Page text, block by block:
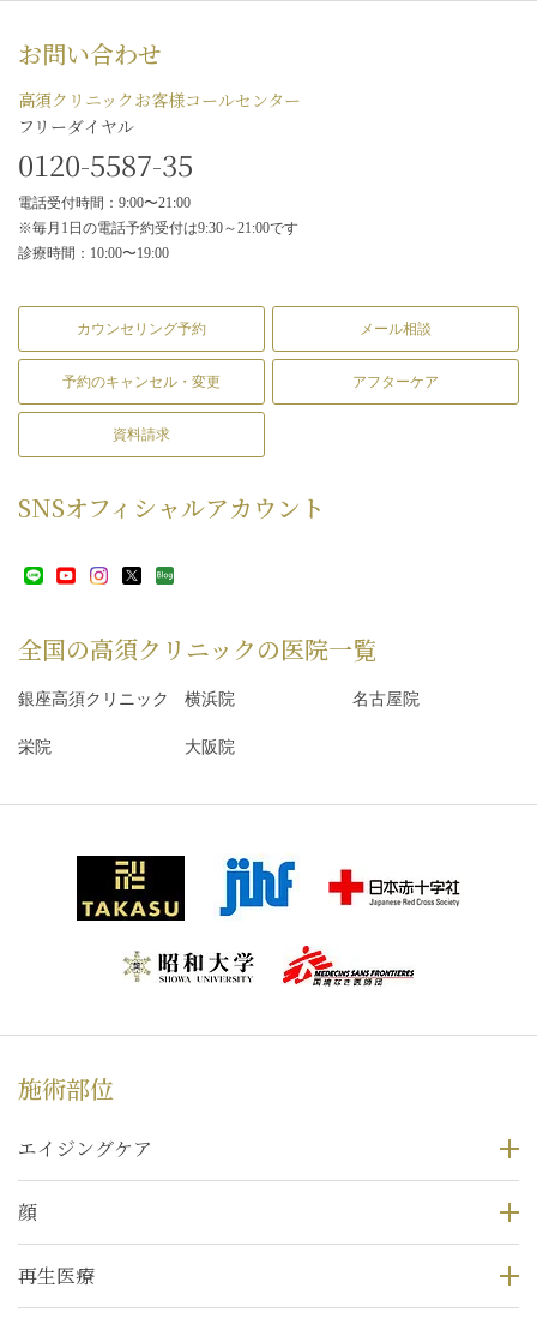
お問い合わせ
高須クリニックお客様コールセンター
フリーダイヤル
0120-5587-35
電話受付時間：9:00〜21:00
※毎月1日の電話予約受付は9:30～21:00です
診療時間：10:00〜19:00
カウンセリング予約 メール相談
予約のキャンセル・変更 アフターケア
資料請求
SNSオフィシャルアカウント
全国の高須クリニックの医院一覧
銀座高須クリニック 横浜院 名古屋院
栄院 大阪院
施術部位
エイジングケア
顔
再生医療